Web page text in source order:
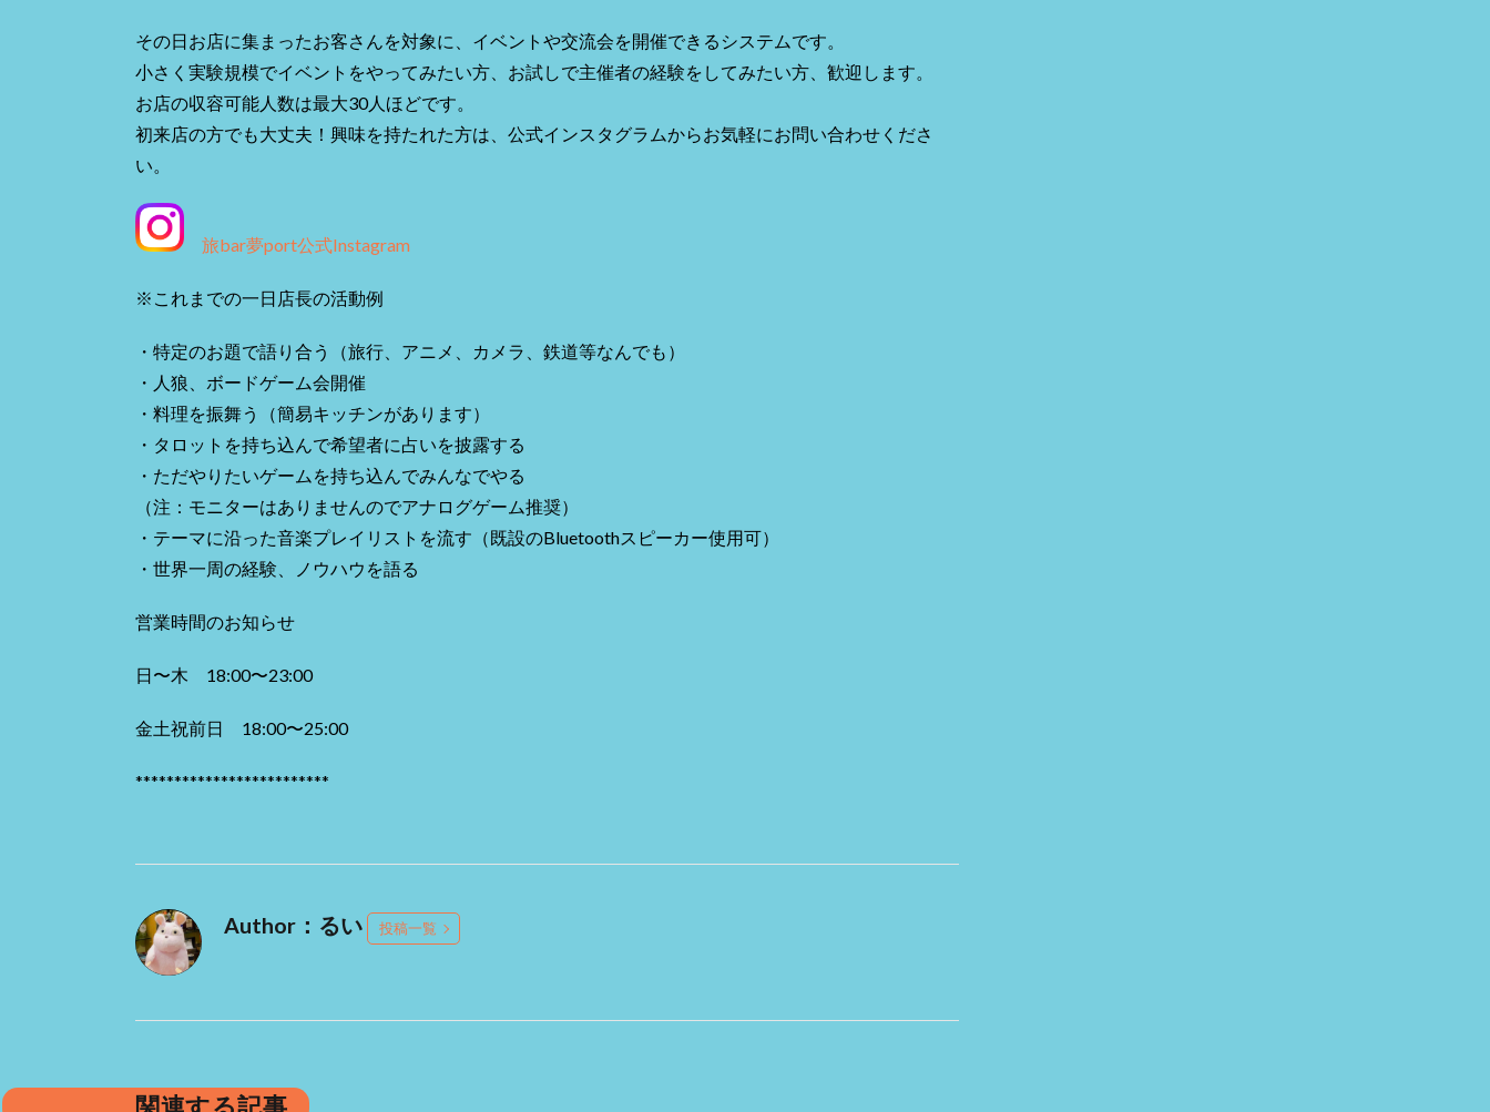
その日お店に集まったお客さんを対象に、イベントや交流会を開催できるシステムです。
小さく実験規模でイベントをやってみたい方、お試しで主催者の経験をしてみたい方、歓迎します。
お店の収容可能人数は最大30人ほどです。
初来店の方でも大丈夫！興味を持たれた方は、公式インスタグラムからお気軽にお問い合わせくださ
い。
旅bar夢port公式Instagram
※これまでの一日店長の活動例
・特定のお題で語り合う（旅行、アニメ、カメラ、鉄道等なんでも）
・人狼、ボードゲーム会開催
・料理を振舞う（簡易キッチンがあります）
・タロットを持ち込んで希望者に占いを披露する
・ただやりたいゲームを持ち込んでみんなでやる
（注：モニターはありませんのでアナログゲーム推奨）
・テーマに沿った音楽プレイリストを流す（既設のBluetoothスピーカー使用可）
・世界一周の経験、ノウハウを語る
営業時間のお知らせ
日〜木 18:00〜23:00
金土祝前日 18:00〜25:00
*************************
Author：るい 投稿一覧